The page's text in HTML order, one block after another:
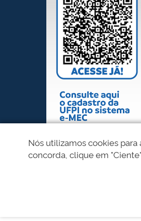
Nós utilizamos cookies
concorda, clique em